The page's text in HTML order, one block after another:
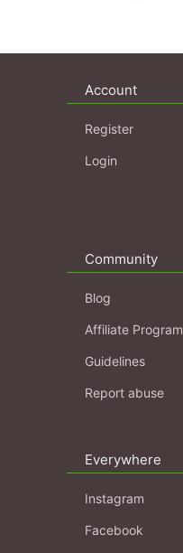
Account
Register
Login
Community
Blog
Affiliate Program
Guidelines
Report abuse
Everywhere
Instagram
Facebook